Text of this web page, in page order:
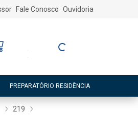
Fale Conosco Ouvidoria
Entre ou Cadastre-
PREPARATÓRIO RESIDÊNCIA
219